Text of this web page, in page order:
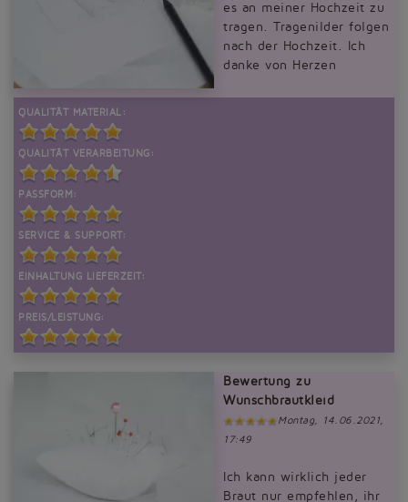
es an meiner Hochzeit zu
tragen. Tragenilder folgen
nach der Hochzeit. Ich
danke von Herzen
QUALITÄT MATERIAL:
QUALITÄT VERARBEITUNG:
PASSFORM:
SERVICE & SUPPORT:
EINHALTUNG LIEFERZEIT:
PREIS/LEISTUNG:
Bewertung zu
Wunschbrautkleid
Montag, 14.06.2021,
17:49
Ich kann wirklich jeder
Braut nur empfehlen, ihr